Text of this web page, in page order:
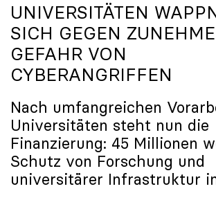
UNIVERSITÄTEN
SICH GEGEN
GEFAHR VON
CYBERANGRIFFEN
Nach umfangreichen
Universitäten steht nun die
Finanzierung: 45 Millionen
Schutz von Forschung und
universitärer Infrastruktur